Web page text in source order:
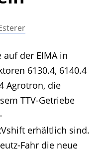
Archiv
Marke
auf der EIMA in
6130.4, 6140.4
Agrotron, die
TTV-Getriebe
erhältlich sind.
Fahr die neue